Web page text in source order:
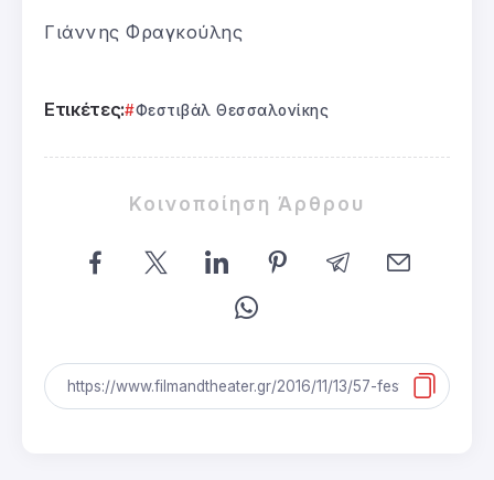
Γιάννης Φραγκούλης
Ετικέτες: Φεστιβάλ Θεσσαλονίκης
Κοινοποίηση Άρθρου